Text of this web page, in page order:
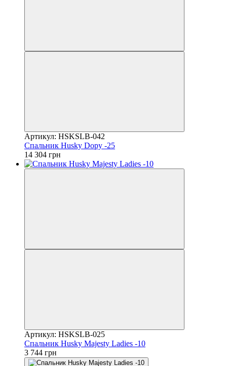
Артикул: HSKSLB-042
Спальник Husky Dopy -25
14 304 грн
Артикул: HSKSLB-025
Спальник Husky Majesty Ladies -10
3 744 грн